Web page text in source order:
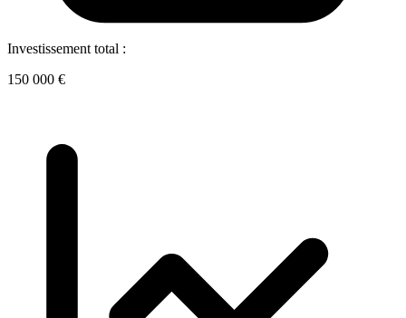
Investissement total :
150 000 €